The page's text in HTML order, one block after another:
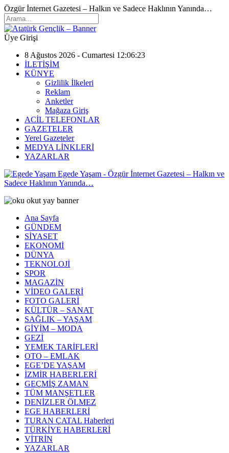
Özgür İnternet Gazetesi – Halkın ve Sadece Haklının Yanında…
Üye Girişi
8 Ağustos 2026 - Cumartesi 12:06:23
İLETİŞİM
KÜNYE
Gizlilik İlkeleri
Reklam
Anketler
Mağaza Giriş
ACİL TELEFONLAR
GAZETELER
Yerel Gazeteler
MEDYA LİNKLERİ
YAZARLAR
Egede Yaşam - Özgür İnternet Gazetesi – Halkın ve
Sadece Haklının Yanında…
Ana Sayfa
GÜNDEM
SİYASET
EKONOMİ
DÜNYA
TEKNOLOJİ
SPOR
MAGAZİN
VİDEO GALERİ
FOTO GALERİ
KÜLTÜR – SANAT
SAĞLIK – YAŞAM
GİYİM – MODA
GEZİ
YEMEK TARİFLERİ
OTO – EMLAK
EGE’DE YAŞAM
İZMİR HABERLERİ
GEÇMİŞ ZAMAN
TÜM MANŞETLER
DENİZLER ÖLMEZ
EGE HABERLERİ
TURAN ÇATAL Haberleri
TÜRKİYE HABERLERİ
VİTRİN
YAZARLAR